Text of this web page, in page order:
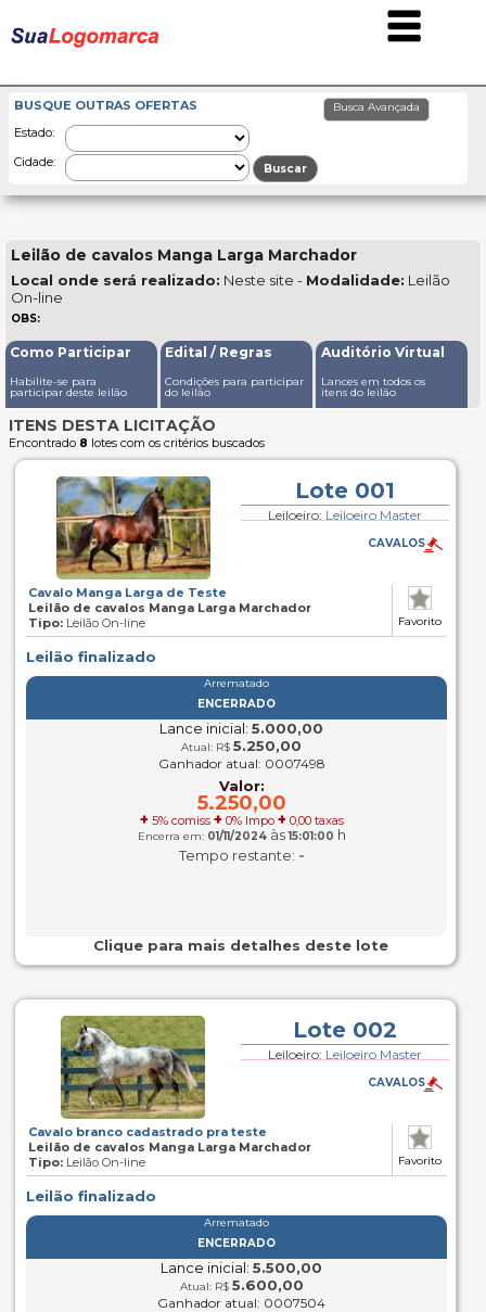
BUSQUE OUTRAS OFERTAS
Estado:
Cidade:
Leilão de cavalos Manga Larga Marchador
Local onde será realizado: Neste site - Modalidade: Leilão
On-line
OBS:
Como Participar
Habilite-se para
participar deste leilão
Edital / Regras
Condições para participar
do leilão
Auditório Virtual
Lances em todos os
itens do leilão
ITENS DESTA LICITAÇÃO
Encontrado 8 lotes com os critérios buscados
Lote 001
Leiloeiro: Leiloeiro Master
Cavalo Manga Larga de Teste
Leilão de cavalos Manga Larga Marchador
Tipo:Leilão On-line Favorito
CAVALOS
Leilão finalizado
Arrematado
ENCERRADO
Lance inicial: 5.000,00
Atual: R$5.250,00
Ganhador atual: 0007498
Valor:
5.250,00
+ 5% comiss + 0% Impo + 0,00 taxas
Encerra em: 01/11/2024às15:01:00 h
Tempo restante: -
Clique para mais detalhes deste lote
Lote 002
Leiloeiro: Leiloeiro Master
Cavalo branco cadastrado pra teste
Leilão de cavalos Manga Larga Marchador
Tipo:Leilão On-line Favorito
CAVALOS
Leilão finalizado
Arrematado
ENCERRADO
Lance inicial: 5.500,00
Atual: R$ 5.600,00
Ganhador atual: 0007504